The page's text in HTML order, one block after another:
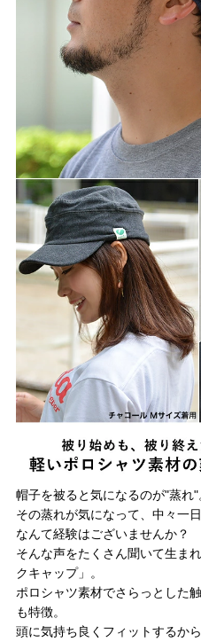
帽子を被ると気になるのが"蒸れ"
その蒸れが気になって、中々一
なんて経験はございませんか？
そんな声をたくさん聞いて生ま
クキャップ」。
ポロシャツ素材でさらっとした
も特徴。
頭に気持ち良くフィットするか